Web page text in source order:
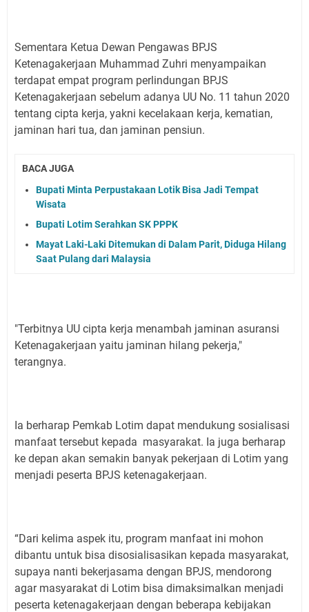
Sementara Ketua Dewan Pengawas BPJS
Ketenagakerjaan Muhammad Zuhri menyampaikan
terdapat empat program perlindungan BPJS
Ketenagakerjaan sebelum adanya UU No. 11 tahun 2020
tentang cipta kerja, yakni kecelakaan kerja, kematian,
jaminan hari tua, dan jaminan pensiun.
BACA JUGA
Bupati Minta Perpustakaan Lotik Bisa Jadi Tempat
Wisata
Bupati Lotim Serahkan SK PPPK
Mayat Laki-Laki Ditemukan di Dalam Parit, Diduga Hilang
Saat Pulang dari Malaysia
"Terbitnya UU cipta kerja menambah jaminan asuransi
Ketenagakerjaan yaitu jaminan hilang pekerja,"
terangnya.
Ia berharap Pemkab Lotim dapat mendukung sosialisasi
manfaat tersebut kepada masyarakat. Ia juga berharap
ke depan akan semakin banyak pekerjaan di Lotim yang
menjadi peserta BPJS ketenagakerjaan.
“Dari kelima aspek itu, program manfaat ini mohon
dibantu untuk bisa disosialisasikan kepada masyarakat,
supaya nanti bekerjasama dengan BPJS, mendorong
agar masyarakat di Lotim bisa dimaksimalkan menjadi
peserta ketenagakerjaan dengan beberapa kebijakan